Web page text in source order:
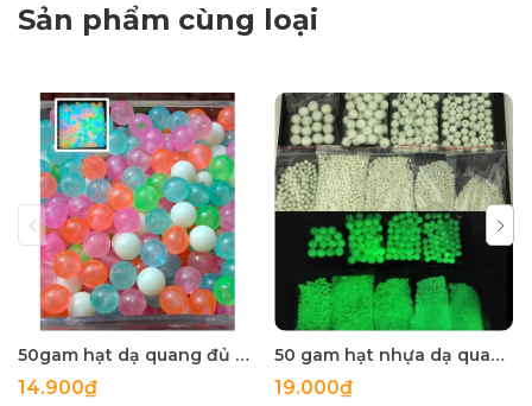
Sản phẩm cùng loại
50gam hạt dạ quang đủ màu 6mm, 8mm, 10mm, 12mm, hạt nhựa tròn
14.900₫
50 gam hạt nhựa dạ quang tròn đủ size 4mm, 5mm, 6mm, 8mm, 10mm, 12mm, 14mm, 16mm ,18mm , 10mm, 22mm, 25mm
19.000₫